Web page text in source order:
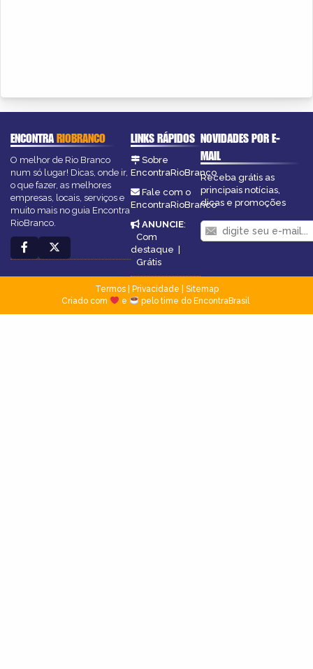
ENCONTRARIOBRANCO
O melhor de Rio Branco
num só lugar! Dicas, onde ir,
o que fazer, as melhores
empresas, locais, serviços e
muito mais no guia Encontra
RioBranco.
LINKS RÁPIDOS
Sobre
EncontraRioBranco
Fale com o
EncontraRioBranco
ANUNCIE:
Com
destaque |
Grátis
NOVIDADES POR E-
MAIL
Receba grátis as
principais notícias,
dicas e promoções
Termos| Privacidade
Sitemap
Criado com
e pelo time do EncontraBrasil